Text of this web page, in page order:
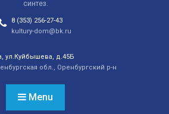
а также
культуры
вышли на
большой
синтез.
8 (353) 256-27-43
kultury-dom@bk.ru
ул.Куйбышева, д.45Б
обл., Оренбургский р-н
Menu